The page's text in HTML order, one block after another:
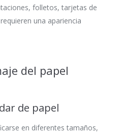
folletos, tarjetas de
una apariencia
del papel
de papel
en diferentes tamaños,